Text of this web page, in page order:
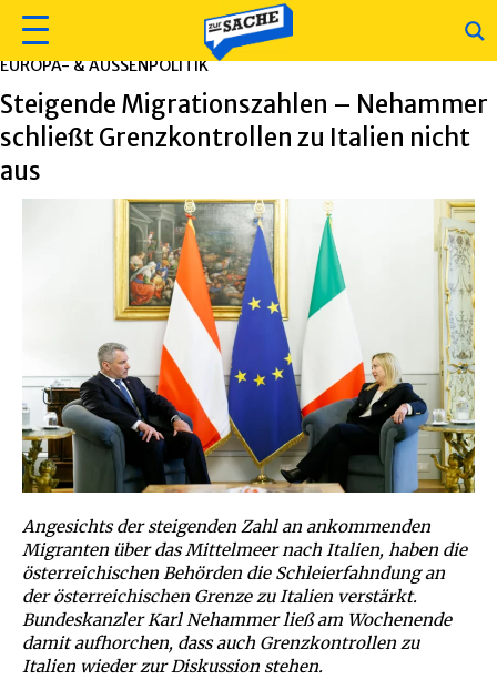
EUROPA- & AUSSENPOLITIK
Steigende Migrationszahlen – Nehammer
schließt Grenzkontrollen zu Italien nicht
aus
Angesichts der steigenden Zahl an ankommenden
Migranten über das Mittelmeer nach Italien, haben die
österreichischen Behörden die Schleierfahndung an
der österreichischen Grenze zu Italien verstärkt.
Bundeskanzler Karl Nehammer ließ am Wochenende
damit aufhorchen, dass auch Grenzkontrollen zu
Italien wieder zur Diskussion stehen.